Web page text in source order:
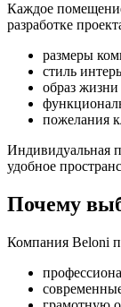
Каждое
разработке
размеры
стиль
образ жизни
пожелания
Индивидуальная
удобное
Почему
Компания Beloni